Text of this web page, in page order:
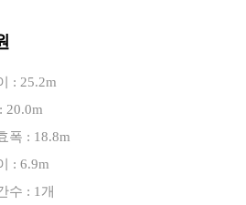
: 25.2m
20.0m
폭 : 18.8m
: 6.9m
수 : 1개